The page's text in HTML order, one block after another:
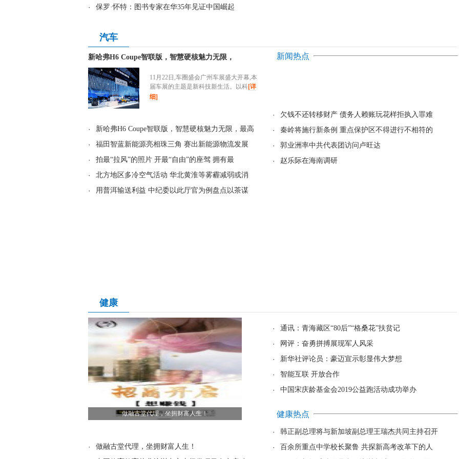
· 保罗·怀特：图书专家在华35年见证中国崛起
汽车
新哈弗H6 Coupe智联版，智慧硬核魅力无限，
11月22日,车圈盛会广州车展盛大开幕,本
届车展的主题是新科技新生活。以科[详
细]
· 新哈弗H6 Coupe智联版，智慧硬核魅力无限，最高
· 福田智蓝新能源亮相珠三角 赛出新能源物流发展
· 拍最“拉风”的照片 开最“自由”的座驾 拥有最
· 北方地区多冷空气活动 华北黄淮等雾霾减弱或消
· 用普洱输送利益 中纪委以此厅官为例盘点以茶谋
新闻热点
· 欠钱不还转移财产 债务人赖账玩花样拒执入罪难
· 秦岭将施行新条例 重点保护区不得进行不相符的
· 郭业洲率中共代表团访问卢旺达
· 赵乐际在海南调研
健康
做融古堂代理，坐拥财富人生！
· 做融古堂代理，坐拥财富人生！
· 通讯：青海藏区“80后”“格桑花”扶贫记
· 网评：奋勇拼搏展现军人风采
· 新华社评论员：豪迈宣示彰显伟大梦想
· 智能互联 开放合作
· 中国宋庆龄基金会2019公益跑活动成功举办
健康热点
· 韩正副总理将与新加坡副总理王瑞杰共同主持召开
· 百余所重点中学校长聚鲁 共探新高考改革下的人